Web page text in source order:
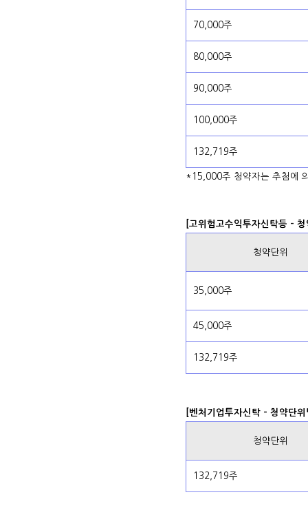
70,000주
80,000주
90,000주
100,000주
132,719주
*15,000주 청약자는 추첨에
[고위험고수익투자신탁등 -
청약단위
35,000주
45,000주
132,719주
[벤처기업투자신탁 - 청약단
청약단위
132,719주